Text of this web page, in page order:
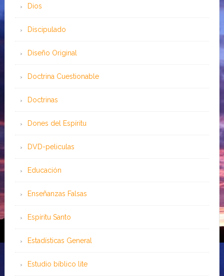
Dios
Discipulado
Diseño Original
Doctrina Cuestionable
Doctrinas
Dones del Espíritu
DVD-peliculas
Educación
Enseñanzas Falsas
Espíritu Santo
Estadísticas General
Estudio bíblico lite